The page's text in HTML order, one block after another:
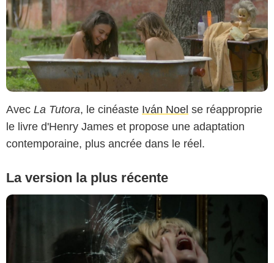
Avec La Tutora, le cinéaste Iván Noel se réapproprie
le livre d'Henry James et propose une adaptation
contemporaine, plus ancrée dans le réel.
La version la plus récente